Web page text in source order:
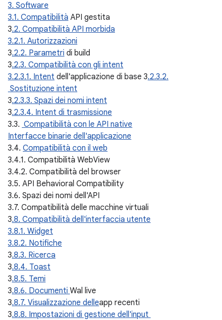
3. Software
3.1. Compatibilità API gestita
3.2. Compatibilità API morbida
3.2.1. Autorizzazioni
3.2.2. Parametri di build
3.2.3. Compatibilità con gli intent
3.2.3.1. Intent dell'applicazione di base 3.2.3.2.
Sostituzione intent
3.2.3.3. Spazi dei nomi intent
3.2.3.4. Intent di trasmissione
3.3. Compatibilità con le API native
Interfacce binarie dell'applicazione
3.4. Compatibilità con il web
3.4.1. Compatibilità WebView
3.4.2. Compatibilità del browser
3.5. API Behavioral Compatibility
3.6. Spazi dei nomi dell'API
3.7. Compatibilità delle macchine virtuali
3.8. Compatibilità dell'interfaccia utente
3.8.1. Widget
3.8.2. Notifiche
3.8.3. Ricerca
3.8.4. Toast
3.8.5. Temi
3.8.6. Documenti Wal live
3.8.7. Visualizzazione delleapp recenti
3.8.8. Impostazioni di gestione dell'input